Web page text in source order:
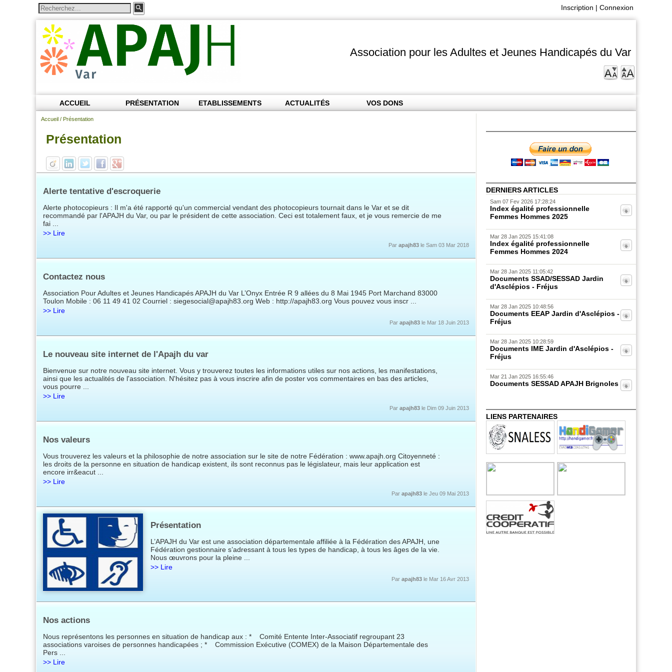
Inscription | Connexion
Association pour les Adultes et Jeunes Handicapés du Var
ACCUEIL PRÉSENTATION ETABLISSEMENTS ACTUALITÉS VOS DONS
Accueil / Présentation
Présentation
Alerte tentative d'escroquerie
Alerte photocopieurs : Il m'a été rapporté qu'un commercial vendant des photocopieurs tournait dans le Var et se dit
recommandé par l'APAJH du Var, ou par le président de cette association. Ceci est totalement faux, et je vous remercie de me
fai ...
>> Lire
Par apajh83 le Sam 03 Mar 2018
Contactez nous
Association Pour Adultes et Jeunes Handicapés APAJH du Var L’Onyx Entrée R 9 allées du 8 Mai 1945 Port Marchand 83000
Toulon Mobile : 06 11 49 41 02 Courriel : siegesocial@apajh83.org Web : http://apajh83.org Vous pouvez vous inscr ...
>> Lire
Par apajh83 le Mar 18 Juin 2013
Le nouveau site internet de l'Apajh du var
Bienvenue sur notre nouveau site internet. Vous y trouverez toutes les informations utiles sur nos actions, les manifestations,
ainsi que les actualités de l'association. N'hésitez pas à vous inscrire afin de poster vos commentaires en bas des articles,
vous pourre ...
>> Lire
Par apajh83 le Dim 09 Juin 2013
Nos valeurs
Vous trouverez les valeurs et la philosophie de notre association sur le site de notre Fédération : www.apajh.org Citoyenneté :
les droits de la personne en situation de handicap existent, ils sont reconnus pas le législateur, mais leur application est
encore irr&eacut ...
>> Lire
Par apajh83 le Jeu 09 Mai 2013
Présentation
L’APAJH du Var est une association départementale affiliée à la Fédération des APAJH, une
Fédération gestionnaire s’adressant à tous les types de handicap, à tous les âges de la vie.
Nous œuvrons pour la pleine ...
>> Lire
Par apajh83 le Mar 16 Avr 2013
Nos actions
Nous représentons les personnes en situation de handicap aux : * Comité Entente Inter-Associatif regroupant 23
associations varoises de personnes handicapées ; * Commission Exécutive (COMEX) de la Maison Départementale des
Pers ...
>> Lire
DERNIERS ARTICLES
Sam 07 Fev 2026 17:28:24
Index égalité professionnelle
Femmes Hommes 2025
Mar 28 Jan 2025 15:41:08
Index égalité professionnelle
Femmes Hommes 2024
Mar 28 Jan 2025 11:05:42
Documents SSAD/SESSAD Jardin
d'Asclépios - Fréjus
Mar 28 Jan 2025 10:48:56
Documents EEAP Jardin d'Asclépios -
Fréjus
Mar 28 Jan 2025 10:28:59
Documents IME Jardin d'Asclépios -
Fréjus
Mar 21 Jan 2025 16:55:46
Documents SESSAD APAJH Brignoles
Documents SESSAD Autisme de
Draguignan
Mar 21 Jan 2025 09:58:18
Documents SESSAD APAJH Le Luc en
Mar 07 Jan 2025 09:51:51
Résultats de l'enquête d'appréciation
SESSAD de Draguignan 2024
LIENS PARTENAIRES